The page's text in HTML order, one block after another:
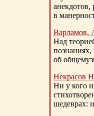
в
Варламов,
Над
об
Некрасов
Ни у кого
шедеврах: